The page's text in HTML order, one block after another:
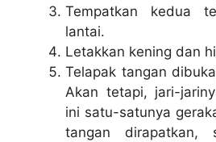
Tempatkan kedua
lantai.
Letakkan kening dan
Telapak tangan
Akan tetapi, jari-
ini satu-satunya
tangan dirapatkan,